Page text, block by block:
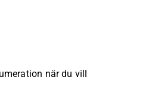
när du vill